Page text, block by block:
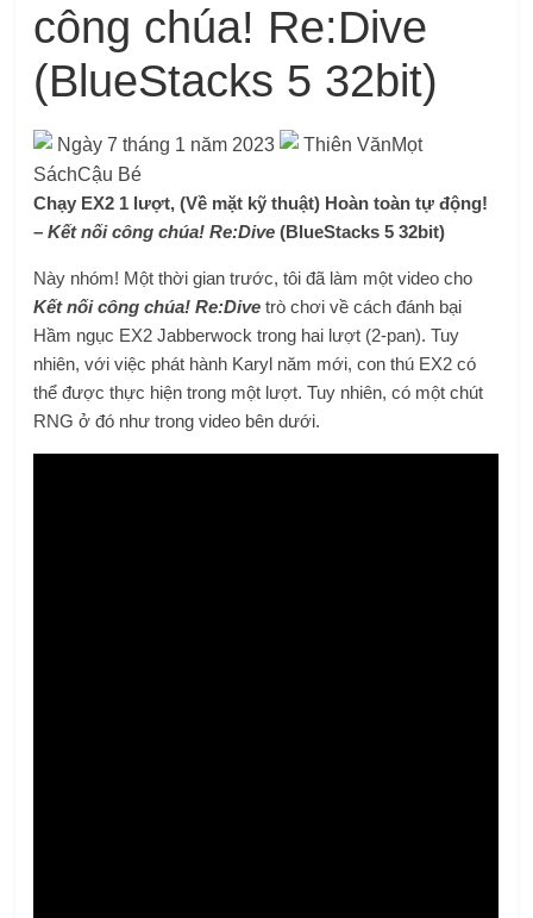
công chúa! Re:Dive
(BlueStacks 5 32bit)
Ngày 7 tháng 1 năm 2023
Thiên VănMọt
SáchCậu Bé
Chạy EX2 1 lượt, (Về mặt kỹ thuật) Hoàn toàn tự động!
–Kết nối công chúa! Re:Dive (BlueStacks 5 32bit)
Này nhóm! Một thời gian trước, tôi đã làm một video cho
Kết nối công chúa! Re:Dive trò chơi về cách đánh bại
Hầm ngục EX2 Jabberwock trong hai lượt (2-pan). Tuy
nhiên, với việc phát hành Karyl năm mới, con thú EX2 có
thể được thực hiện trong một lượt. Tuy nhiên, có một chút
RNG ở đó như trong video bên dưới.